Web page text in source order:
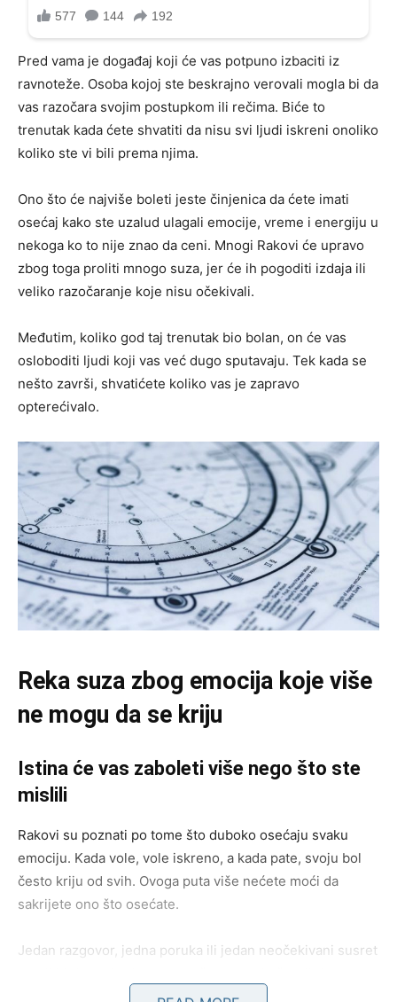
Pred vama je događaj koji će vas potpuno izbaciti iz
ravnoteže. Osoba kojoj ste beskrajno verovali mogla bi da
vas razočara svojim postupkom ili rečima. Biće to
trenutak kada ćete shvatiti da nisu svi ljudi iskreni onoliko
koliko ste vi bili prema njima.
Ono što će najviše boleti jeste činjenica da ćete imati
osećaj kako ste uzalud ulagali emocije, vreme i energiju u
nekoga ko to nije znao da ceni. Mnogi Rakovi će upravo
zbog toga proliti mnogo suza, jer će ih pogoditi izdaja ili
veliko razočaranje koje nisu očekivali.
Međutim, koliko god taj trenutak bio bolan, on će vas
osloboditi ljudi koji vas već dugo sputavaju. Tek kada se
nešto završi, shvatićete koliko vas je zapravo
opterećivalo.
Reka suza zbog emocija koje više
ne mogu da se kriju
Istina će vas zaboleti više nego što ste
mislili
Rakovi su poznati po tome što duboko osećaju svaku
emociju. Kada vole, vole iskreno, a kada pate, svoju bol
često kriju od svih. Ovoga puta više nećete moći da
sakrijete ono što osećate.
Jedan razgovor, jedna poruka ili jedan neočekivani susret
zaboravite. Mnogi će zaplakati ne zato što su slabi, već